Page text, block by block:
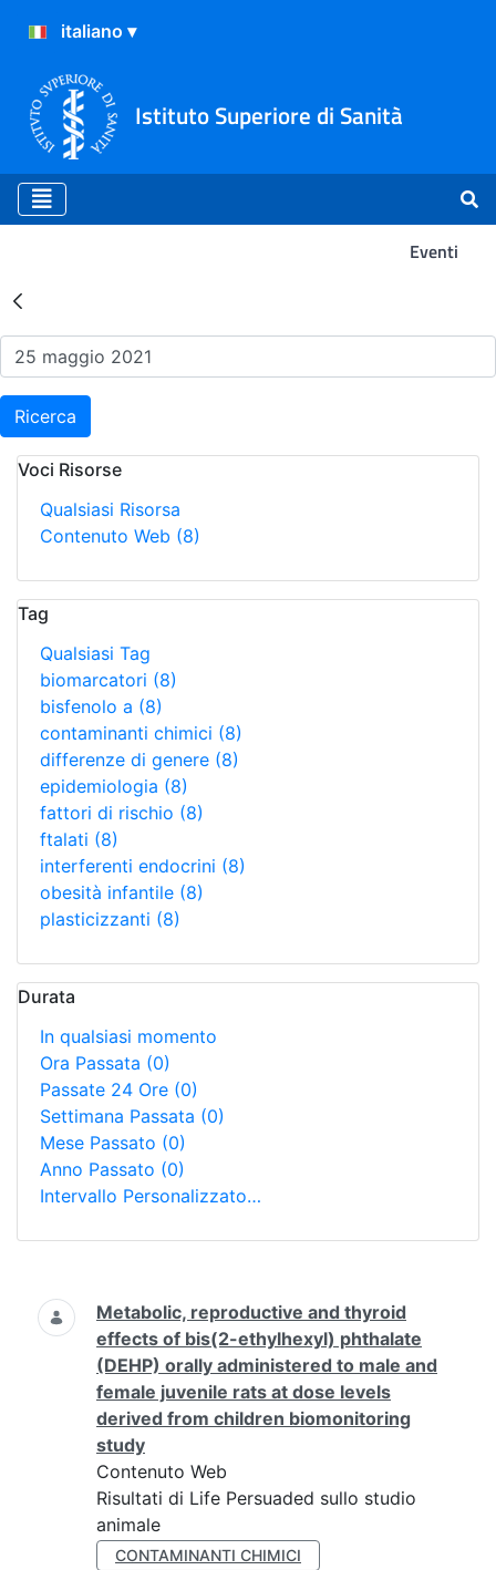
Istituto Superiore di Sanità
Eventi
Risultati della Ricerca -
Ricerca
Voci Risorse
Qualsiasi Risorsa
Contenuto Web (8)
Tag
Qualsiasi Tag
biomarcatori (8)
bisfenolo a (8)
contaminanti chimici (8)
differenze di genere (8)
epidemiologia (8)
fattori di rischio (8)
ftalati (8)
interferenti endocrini (8)
obesità infantile (8)
plasticizzanti (8)
Durata
In qualsiasi momento
Ora Passata (0)
Passate 24 Ore (0)
Settimana Passata (0)
Mese Passato (0)
Anno Passato (0)
Intervallo Personalizzato…
Ricerca
Metabolic, reproductive and thyroid
effects of bis(2-ethylhexyl) phthalate
(DEHP) orally administered to male and
female juvenile rats at dose levels
derived from children biomonitoring
study
Contenuto Web
Risultati di Life Persuaded sullo studio
animale
CONTAMINANTI CHIMICI